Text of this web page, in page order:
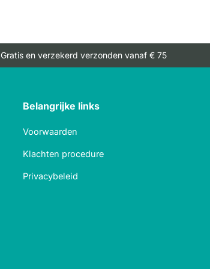
Gratis en verzekerd verzonden vanaf € 75
Belangrijke links
Voorwaarden
Klachten procedure
Privacybeleid